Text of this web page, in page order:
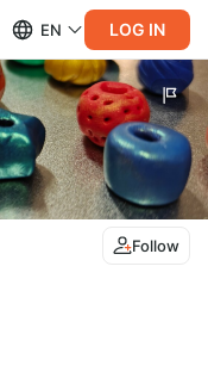
EN LOG IN
Follow